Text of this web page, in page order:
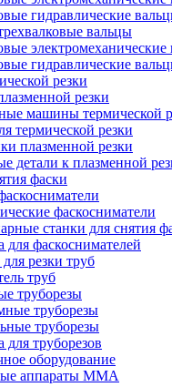
гидравлические
вальцы
электромеханические
гидравлические
резки
резки
машины термической
термической резки
плазменной резки
детали к плазменной
фаски
фаскосниматели
станки для снятия
для фаскоснимателей
резки труб
труб
труборезы
труборезы
труборезы
для труборезов
оборудование
аппараты MMA